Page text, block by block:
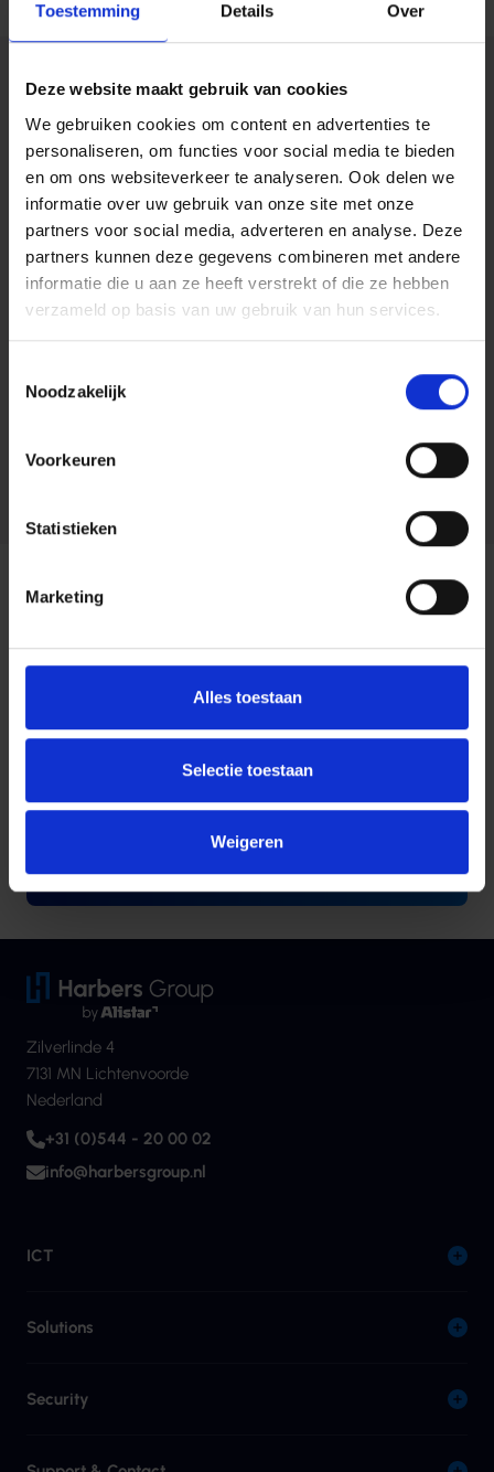
Toestemming Details Over
Deze website maakt gebruik van cookies
We gebruiken cookies om content en advertenties te
personaliseren, om functies voor social media te bieden
en om ons websiteverkeer te analyseren. Ook delen we
informatie over uw gebruik van onze site met onze
partners voor social media, adverteren en analyse. Deze
partners kunnen deze gegevens combineren met andere
informatie die u aan ze heeft verstrekt of die ze hebben
verzameld op basis van uw gebruik van hun services.
Noodzakelijk
Voorkeuren
Statistieken
Marketing
Alles toestaan
Selectie toestaan
Weigeren
Maakt jouw bedrijf
gebruik van ICT-
ontzorging?
Bij Harbers Group bieden we complete ICT-ontzorging. Van
netwerkbeheer en cloudoplossingen tot cybersecurity en
support. Wij denken mee over hoe jouw ICT-omgeving kan
bijdragen aan groei en continuïteit, zodat jij altijd verzekerd
bent van een stabiele en veilige infrastructuur.
Wil je ontdekken hoe wij jouw organisatie volledig kunnen
Andere veelgestelde
vragen
Wat is cloud computing?
Wat is een router?
Wat is een switch
Zilverlinde 4
7131 MN Lichtenvoorde
Nederland
+31 (0)544 - 20 00 02
info@harbersgroup.nl
ICT
Solutions
Security